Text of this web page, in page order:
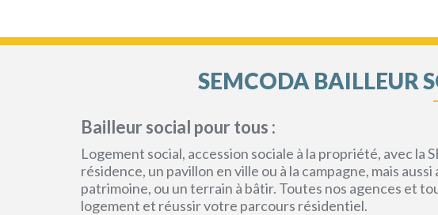
SEMCODA BAILLEUR
Bailleur social pour tous :
Logement social, accession sociale à la propriété, avec
résidence, un pavillon en ville ou à la campagne, mais
patrimoine, ou un terrain à bâtir. Toutes nos agences et
logement et réussir votre parcours résidentiel.